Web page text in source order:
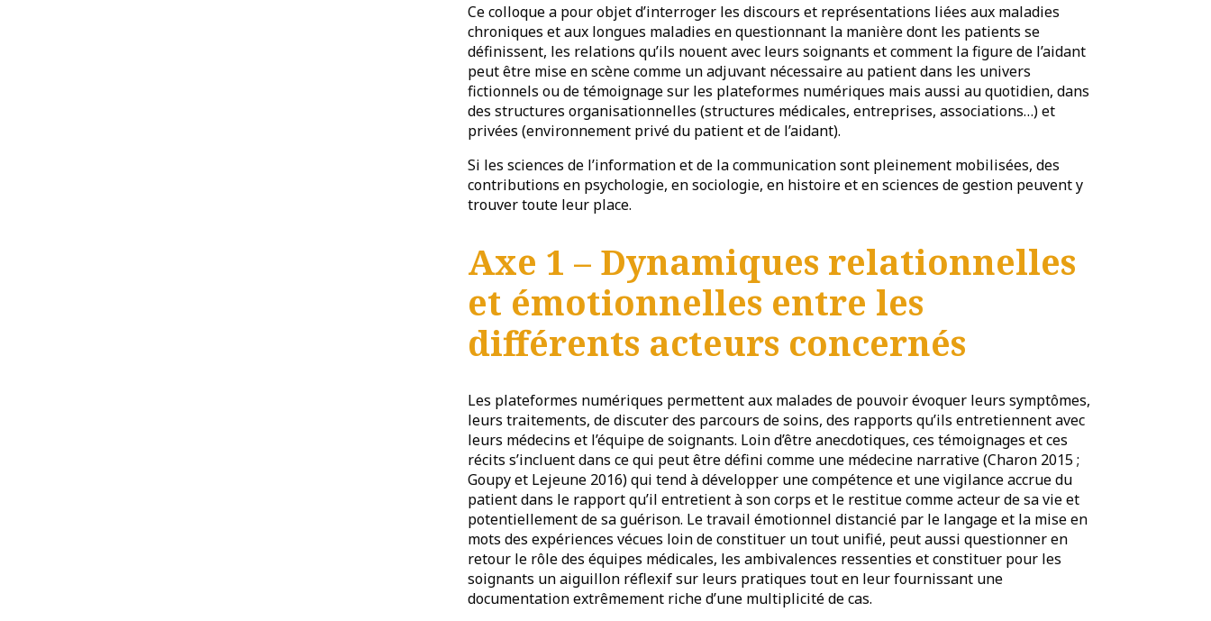
Ce colloque a pour objet d’interroger les discours et représentations liées aux maladies
chroniques et aux longues maladies en questionnant la manière dont les patients se
définissent, les relations qu’ils nouent avec leurs soignants et comment la figure de l’aidant
peut être mise en scène comme un adjuvant nécessaire au patient dans les univers
fictionnels ou de témoignage sur les plateformes numériques mais aussi au quotidien, dans
des structures organisationnelles (structures médicales, entreprises, associations…) et
privées (environnement privé du patient et de l’aidant).
Si les sciences de l’information et de la communication sont pleinement mobilisées, des
contributions en psychologie, en sociologie, en histoire et en sciences de gestion peuvent y
trouver toute leur place.
Axe 1 – Dynamiques relationnelles
et émotionnelles entre les
différents acteurs concernés
Les plateformes numériques permettent aux malades de pouvoir évoquer leurs symptômes,
leurs traitements, de discuter des parcours de soins, des rapports qu’ils entretiennent avec
leurs médecins et l’équipe de soignants. Loin d’être anecdotiques, ces témoignages et ces
récits s’incluent dans ce qui peut être défini comme une médecine narrative (Charon 2015 ;
Goupy et Lejeune 2016) qui tend à développer une compétence et une vigilance accrue du
patient dans le rapport qu’il entretient à son corps et le restitue comme acteur de sa vie et
potentiellement de sa guérison. Le travail émotionnel distancié par le langage et la mise en
mots des expériences vécues loin de constituer un tout unifié, peut aussi questionner en
retour le rôle des équipes médicales, les ambivalences ressenties et constituer pour les
soignants un aiguillon réflexif sur leurs pratiques tout en leur fournissant une
documentation extrêmement riche d’une multiplicité de cas.